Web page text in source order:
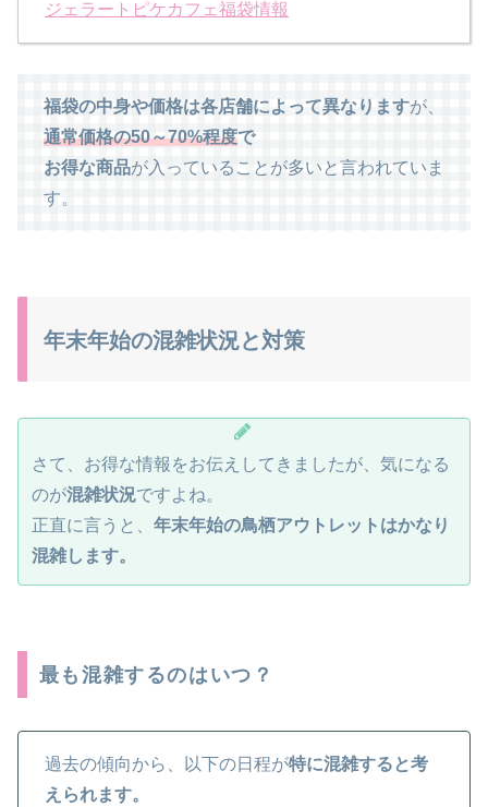
ジェラートピケカフェ福袋情報
福袋の中身や価格は各店舗によって異なりますが、
通常価格の50～70%程度で
お得な商品が入っていることが多いと言われていま
す。
年末年始の混雑状況と対策
さて、お得な情報をお伝えしてきましたが、気になる
のが混雑状況ですよね。
正直に言うと、 年末年始の鳥栖アウトレットはかなり
混雑します。
最も混雑するのはいつ？
過去の傾向から、以下の日程が特に混雑すると考
えられます。